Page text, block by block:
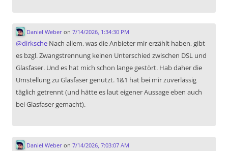
Daniel Weberon 7/14/2026, 1:34:30 PM
@dirksche Nach allem, was die Anbieter mir erzählt haben, gibt
es bzgl. Zwangstrennung keinen Unterschied zwischen DSL und
Glasfaser. Und es hat mich schon lange gestört. Hab daher die
Umstellung zu Glasfaser genutzt. 1&1 hat bei mir zuverlässig
täglich getrennt (und hätte es laut eigener Aussage eben auch
bei Glasfaser gemacht).
Daniel Weberon 7/14/2026, 7:03:07 AM